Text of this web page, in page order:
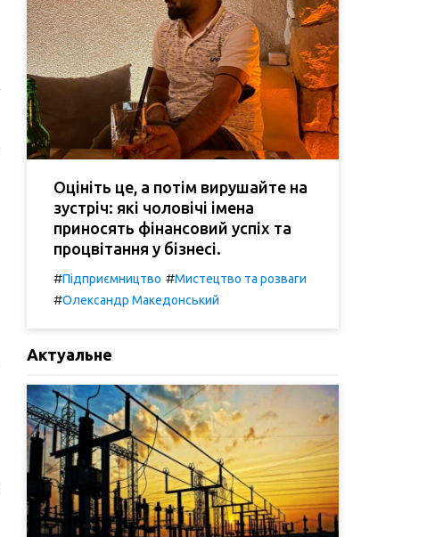
Оцініть це, а потім вирушайте на
зустріч: які чоловічі імена
приносять фінансовий успіх та
процвітання у бізнесі.
#Підприємництво #Мистецтво та розваги
#Олександр Македонський
Актуальне